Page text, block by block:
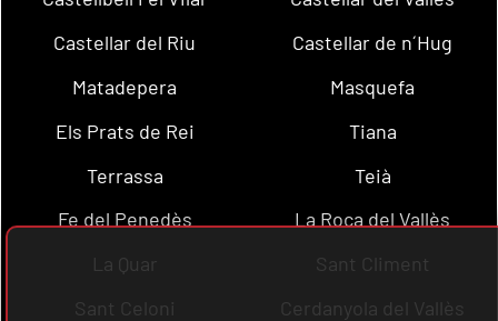
Castellar del Riu
Castellar de n´Hug
Matadepera
Masquefa
Els Prats de Rei
Tiana
Terrassa
Teià
Fe del Penedès
La Roca del Vallès
La Quar
Sant Climent
Sant Celoni
Cerdanyola del Vallès